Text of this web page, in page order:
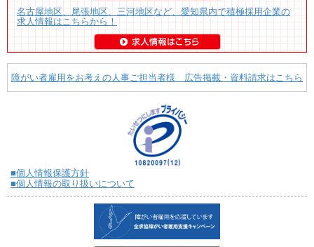
名古屋地区、尾張地区、三河地区など、愛知県内で積極採用企業の
求人情報はこちらから！
障がい者雇用をお考えの人事ご担当者様 広告掲載・資料請求はこちら
■個人情報保護方針
■個人情報の取り扱いについて